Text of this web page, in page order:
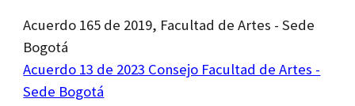
Acuerdo 165 de 2019, Facultad de Artes - Sede
Bogotá
Acuerdo 13 de 2023 Consejo Facultad de Artes -
Sede Bogotá